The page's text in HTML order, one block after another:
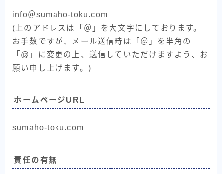
info＠sumaho-toku.com
(上のアドレスは「＠」を大文字にしております。
お手数ですが、メール送信時は「＠」を半角の
「@」に変更の上、送信していただけますよう、お
願い申し上げます。)
ホームページURL
sumaho-toku.com
責任の有無